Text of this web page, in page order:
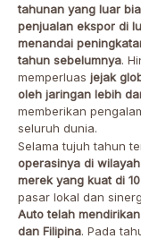
tahunan yang luar
penjualan ekspor di
menandai
tahun sebelumnya.
memperluas jejak
oleh jaringan lebih
memberikan
seluruh dunia.
Selama tujuh tahun
operasinya di
merek yang kuat di
pasar lokal dan
Auto telah
dan Filipina. Pada